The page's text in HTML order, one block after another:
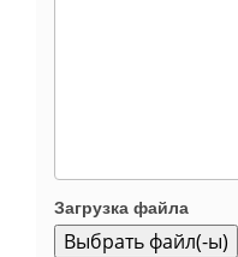
Загрузка файла